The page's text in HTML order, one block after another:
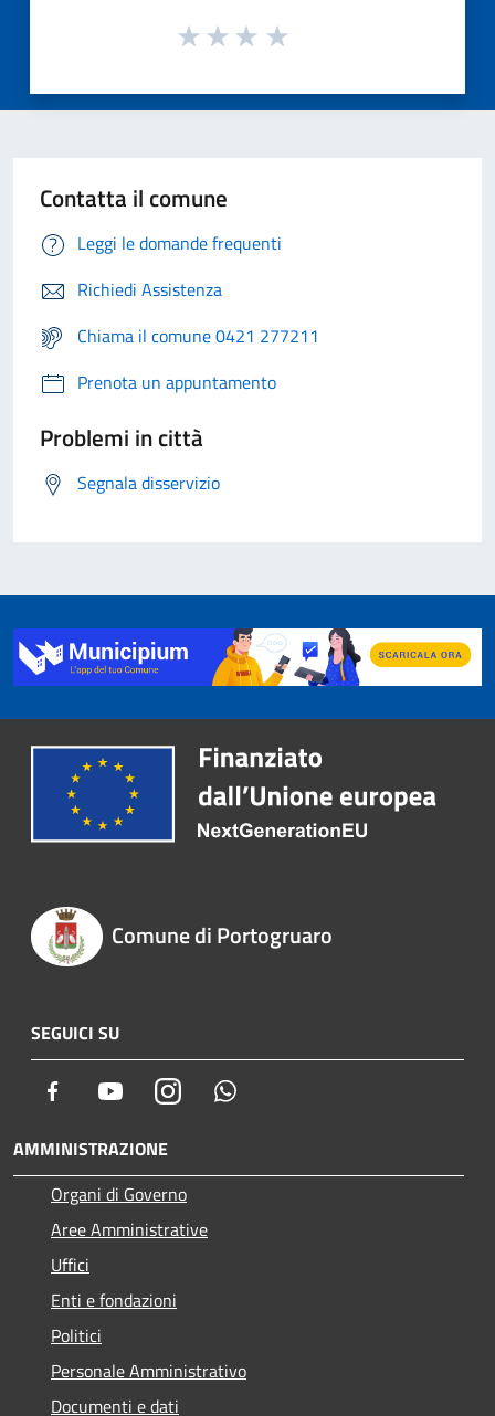
Contatta il comune
Leggi le domande frequenti
Richiedi Assistenza
Chiama il comune 0421 277211
Prenota un appuntamento
Problemi in città
Segnala disservizio
Comune di Portogruaro
SEGUICI SU
Facebook YoutubeInstagram
AMMINISTRAZIONE
Organi di Governo
Aree Amministrative
Uffici
Enti e fondazioni
Politici
Personale Amministrativo
Documenti e dati